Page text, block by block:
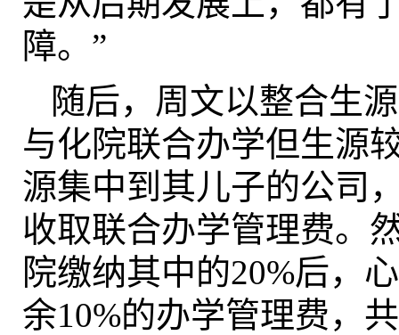
障。”
随后，周文以整合生
与化院联合办学但生源
源集中到其儿子的公司
收取联合办学管理费。
院缴纳其中的20%后，
余10%的办学管理费，